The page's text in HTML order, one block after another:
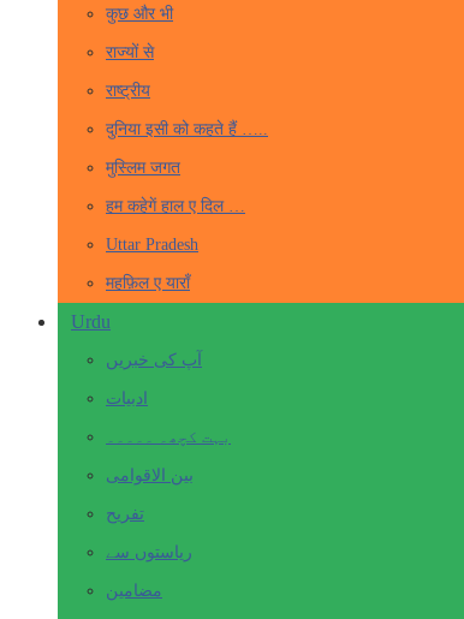
कुछ और भी
राज्यों से
राष्ट्रीय
दुनिया इसी को कहते हैं …..
मुस्लिम जगत
हम कहेगें हाल ए दिल …
Uttar Pradesh
महफ़िल ए याराँ
Urdu
آپ کی خبریں
ادبیات
بہت کچھ۔ ۔۔۔۔۔
بین الاقوامی
تفریح
ریاستوں سے
مضامین